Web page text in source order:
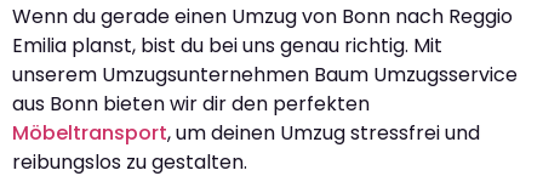
Wenn du gerade einen Umzug von Bonn nach Reggio
Emilia planst, bist du bei uns genau richtig. Mit
unserem Umzugsunternehmen Baum Umzugsservice
aus Bonn bieten wir dir den perfekten
Möbeltransport, um deinen Umzug stressfrei und
reibungslos zu gestalten.